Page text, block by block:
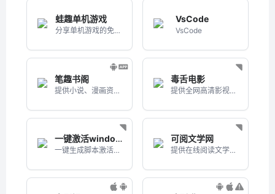
蛙趣单机游戏
分享单机游戏的免费资源网站
VsCode
VsCode
笔趣书阁
提供小说、漫画资源的阅读APP
毒舌电影
提供全网高清影视剧的综合网站
一键激活windows/office
一键生成脚本激活你的windows/office
可阅文学网
提供在线阅读文学、诗歌、散文随笔等作品的网站